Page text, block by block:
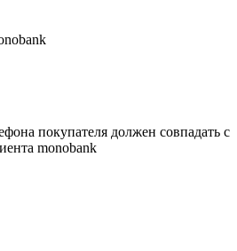
покупателя должен совпадать с
monobank